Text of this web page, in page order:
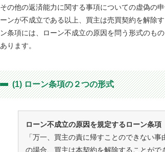
その他の返済能力に関する事項についての虚偽の
ーンが不成立である以上、買主は売買契約を解除
ン条項には、ローン不成立の原因を問う形式のも
あります。
(1) ローン条項の２つの形式
ローン不成立の原因を規定するローン条項
「万一、買主の責に帰すことのできない
の場合、買主は本契約を解除することが